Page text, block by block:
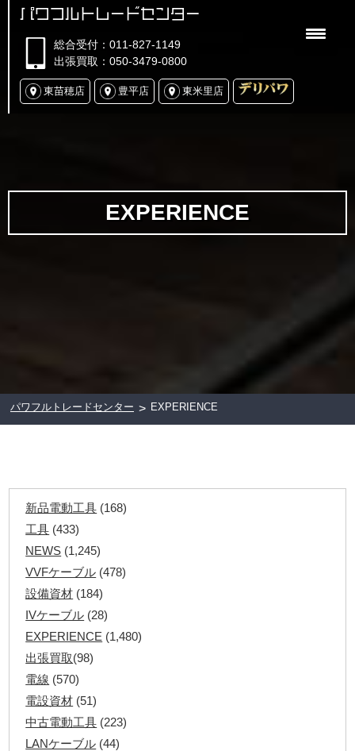
パワフルトレードセンター
総合受付：011-827-1149
出張買取：050-3479-0800
東苗穂店 豊平店 東米里店
EXPERIENCE
パワフルトレードセンター > EXPERIENCE
新品電動工具 (168)
工具 (433)
NEWS (1,245)
VVFケーブル (478)
設備資材 (184)
IVケーブル (28)
EXPERIENCE (1,480)
出張買取(98)
電線 (570)
電設資材 (51)
中古電動工具 (223)
LANケーブル (44)